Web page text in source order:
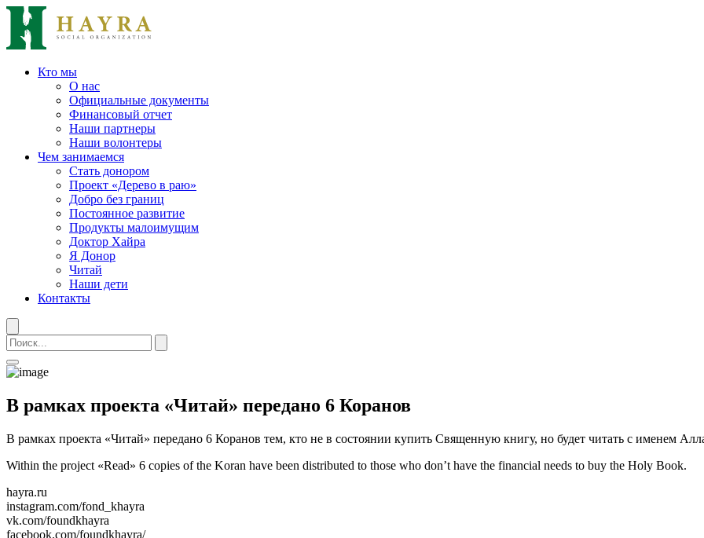
Кто мы
О нас
Официальные документы
Финансовый отчет
Наши партнеры
Наши волонтеры
Чем занимаемся
Стать донором
Проект «Дерево в раю»
Добро без границ
Постоянное развитие
Продукты малоимущим
Доктор Хайра
Я Донор
Читай
Наши дети
Контакты
В рамках проекта «Читай» передано 6 Коранов
В рамках проекта «Читай» передано 6 Коранов тем, кто не в состоянии купить Священную книгу, но будет читать с именем
Within the project «Read» 6 copies of the Koran have been distributed to those who don’t have the financial needs to buy the Holy Book.
hayra.ru
instagram.com/fond_khayra
vk.com/foundkhayra
facebook.com/foundkhayra/